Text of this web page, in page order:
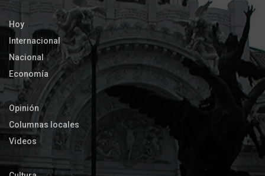
Hoy
Internacional
Nacional
Economía
Opinión
Columnas locales
Videos